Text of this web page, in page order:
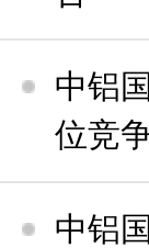
中铝
位竞
中铝